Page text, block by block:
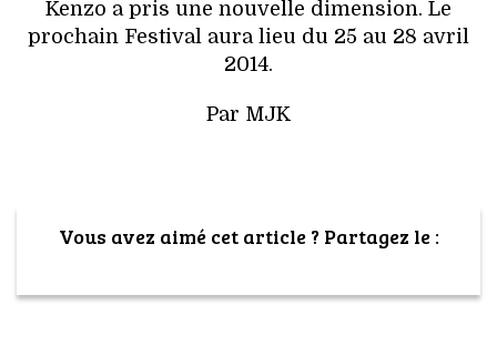
Kenzo a pris une nouvelle dimension. Le
prochain Festival aura lieu du 25 au 28 avril
2014.
Par MJK
Vous avez aimé cet article ? Partagez le :